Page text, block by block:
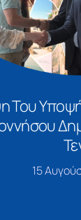
Του
15